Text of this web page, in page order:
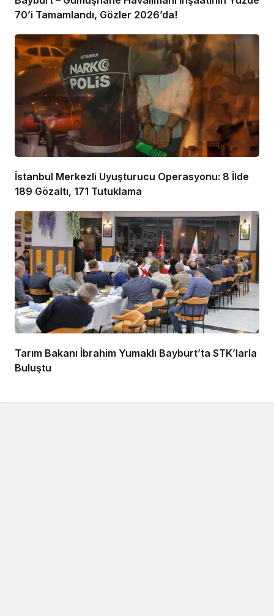
70’i Tamamlandı, Gözler 2026’da!
İstanbul Merkezli Uyuşturucu Operasyonu: 8 İlde
189 Gözaltı, 171 Tutuklama
Tarım Bakanı İbrahim Yumaklı Bayburt’ta STK’larla
Buluştu